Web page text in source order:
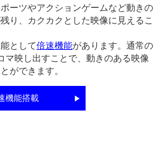
ーツやアクションゲームなど動きの
り、カクカクとした映像に見えるこ
として倍速機能があります。通常の
マ映し出すことで、動きのある映像
ができます。
機能搭載